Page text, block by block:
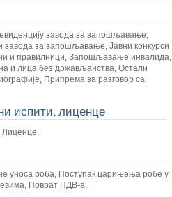
евиденцију завода за запошљавање,
завода за запошљавање, Јавни конкурси
и правилници, Запошљавање инвалида,
и лица без држављанства, Остали
, Припрема за разговор са
испити, лиценце
Лиценце,
уноса роба, Поступак царињења робе у
, Поврат ПДВ-а,